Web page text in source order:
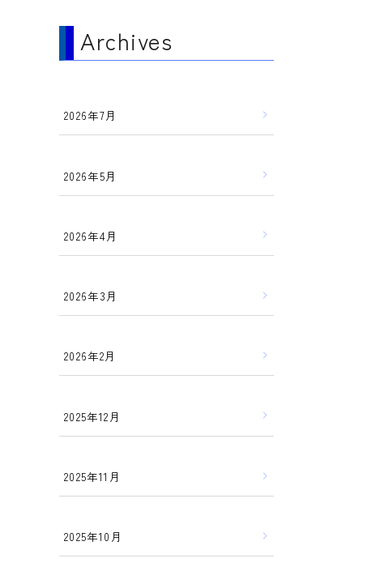
Archives
2026年7月
2026年5月
2026年4月
2026年3月
2026年2月
2025年12月
2025年11月
2025年10月